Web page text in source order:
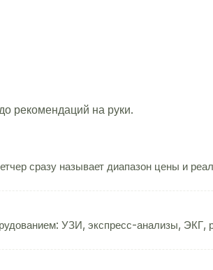
рекомендаций на руки.
сразу называет диапазон цены и
УЗИ, экспресс-анализы, ЭКГ,